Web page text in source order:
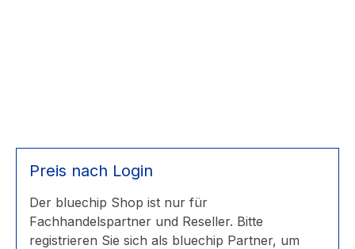
Preis nach Login
Der bluechip Shop ist nur für
Fachhandelspartner und Reseller. Bitte
registrieren Sie sich als bluechip Partner, um